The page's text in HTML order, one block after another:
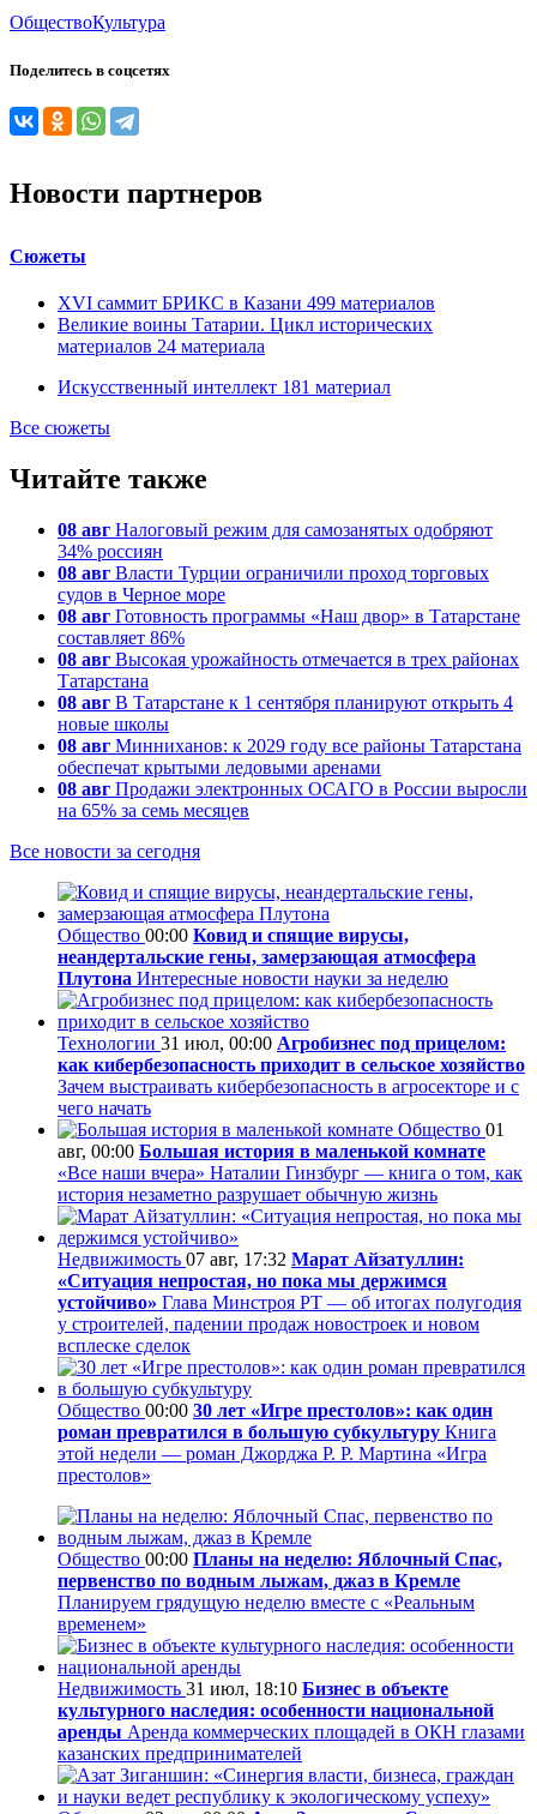
ОбществоКультура
Поделитесь в соцсетях
Новости партнеров
Сюжеты
XVI саммит БРИКС в Казани 499 материалов
Великие воины Татарии. Цикл исторических
материалов 24 материала
Искусственный интеллект 181 материал
Все сюжеты
Читайте также
08 авг Налоговый режим для самозанятых одобряют
34% россиян
08 авг Власти Турции ограничили проход торговых
судов в Черное море
08 авг Готовность программы «Наш двор» в Татарстане
составляет 86%
08 авг Высокая урожайность отмечается в трех районах
Татарстана
08 авг В Татарстане к 1 сентября планируют открыть 4
новые школы
08 авг Минниханов: к 2029 году все районы Татарстана
обеспечат крытыми ледовыми аренами
08 авг Продажи электронных ОСАГО в России выросли
на 65% за семь месяцев
Все новости за сегодня
Общество 00:00 Ковид и спящие вирусы,
неандертальские гены, замерзающая атмосфера
Плутона Интересные новости науки за неделю
Технологии 31 июл, 00:00 Агробизнес под прицелом:
как кибербезопасность приходит в сельское хозяйство
Зачем выстраивать кибербезопасность в агросекторе и с
чего начать
Общество 01
авг, 00:00 Большая история в маленькой комнате
«Все наши вчера» Наталии Гинзбург — книга о том, как
история незаметно разрушает обычную жизнь
Недвижимость 07 авг, 17:32 Марат Айзатуллин:
«Ситуация непростая, но пока мы держимся
устойчиво» Глава Минстроя РТ — об итогах полугодия
у строителей, падении продаж новостроек и новом
всплеске сделок
Общество 00:00 30 лет «Игре престолов»: как один
роман превратился в большую субкультуру Книга
этой недели — роман Джорджа Р. Р. Мартина «Игра
престолов»
Общество 00:00 Планы на неделю: Яблочный Спас,
первенство по водным лыжам, джаз в Кремле
Планируем грядущую неделю вместе с «Реальным
временем»
Недвижимость 31 июл, 18:10 Бизнес в объекте
культурного наследия: особенности национальной
аренды Аренда коммерческих площадей в ОКН глазами
казанских предпринимателей